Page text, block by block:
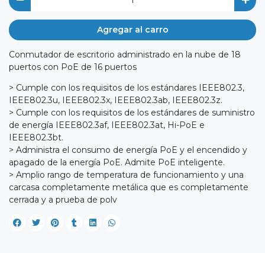
Agregar al carro
Conmutador de escritorio administrado en la nube de 18
puertos con PoE de 16 puertos
> Cumple con los requisitos de los estándares IEEE802.3,
IEEE802.3u, IEEE802.3x, IEEE802.3ab, IEEE802.3z.
> Cumple con los requisitos de los estándares de suministro
de energía IEEE802.3af, IEEE802.3at, Hi-PoE e
IEEE802.3bt.
> Administra el consumo de energía PoE y el encendido y
apagado de la energía PoE. Admite PoE inteligente.
> Amplio rango de temperatura de funcionamiento y una
carcasa completamente metálica que es completamente
cerrada y a prueba de polv